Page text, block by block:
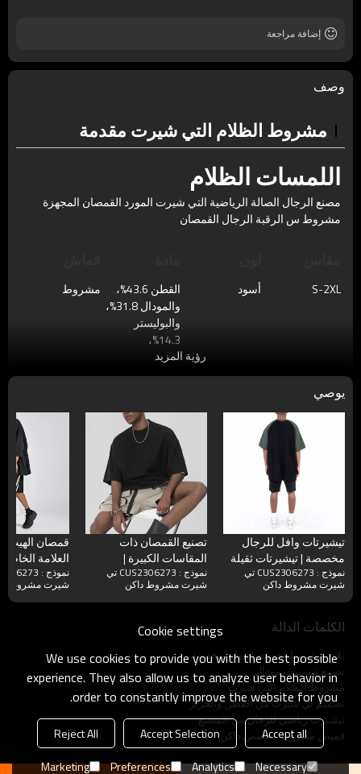
إضافة مراجعة
وصف
مشروط الظلام التي شيرت مقدمة
اللمسات الظلام
مصنع الرجال الصالة الرياضية التي شيرت المورد القمصان المجهزة
مشروط س الرقبة الرجال القمصان
S-2XL أسود
القطن 43.6%،
والمودال 31.8%،
والبوليستر
14.3%،
والسباندكس
10.3%
مشروط
رؤية المزيد
يوصي
تيشيرتات وافل للرجال
مخصصة | تيشيرتات ثقيلة
الوزن 280GSM راجلان
Colorblocking ذات أكتاف
منسدلة
نموذج : CUS2306273 تي
شيرت مشروط داكن
تصنيع القمصان ذات
المقاسات الكبيرة |
تيشيرتات ثقيلة الوزن 250
جرامًا للمتر المربع
مصنوعة من القطن بنسبة
نموذج : CUS2306273 تي
شيرت مشروط داكن
قمصان الهيب
العلامة
رجالية كبيرة
كم من القطن
ثقيل الوزن
شيرت مشروط
الكلمات الدالة
بلايز مشروط تخصيص موك منخفضة
تصنيع تيشيرت مودال
مشروط الظلام التي شيرت
تصميم تي شيرت من القطن والحرير
تيشيرت رياضي للرجال من المصنع
قميص مشروط مخصص داكن
Cookie settings
We use cookies to provide you with the best possible
experience. They also allow us to analyze user behavior in
order to constantly improve the website for you.
Accept all
Accept Selection
Reject All
Necessary
Analytics
Preferences
Marketing